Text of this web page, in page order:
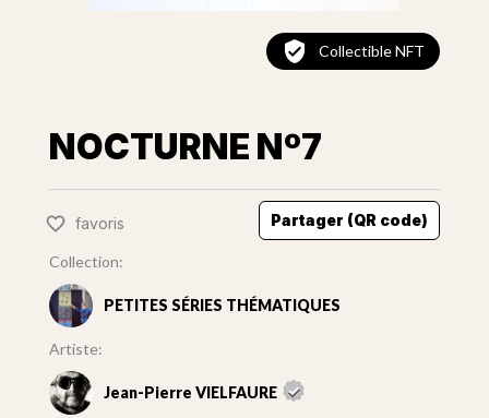
Collectible NFT
NOCTURNE Nº7
favoris Partager (QR code)
Collection:
PETITES SÉRIES THÉMATIQUES
Artiste:
Jean-Pierre VIELFAURE